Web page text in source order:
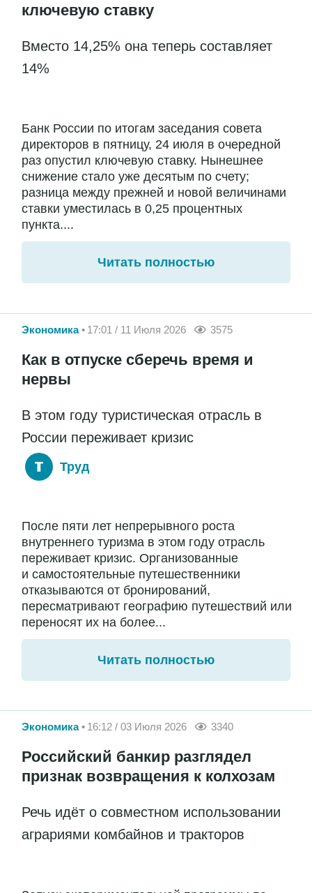
ключевую ставку
Вместо 14,25% она теперь составляет
14%
Банк России по итогам заседания совета
директоров в пятницу, 24 июля в очередной
раз опустил ключевую ставку. Нынешнее
снижение стало уже десятым по счету;
разница между прежней и новой величинами
ставки уместилась в 0,25 процентных
пункта....
Читать полностью
Экономика 17:01 / 11 Июля 2026 3575
Как в отпуске сберечь время и
нервы
В этом году туристическая отрасль в
России переживает кризис
Труд
После пяти лет непрерывного роста
внутреннего туризма в этом году отрасль
переживает кризис. Организованные
и самостоятельные путешественники
отказываются от бронирований,
пересматривают географию путешествий или
переносят их на более...
Читать полностью
Экономика 16:12 / 03 Июля 2026 3340
Российский банкир разглядел
признак возвращения к колхозам
Речь идёт о совместном использовании
аграриями комбайнов и тракторов